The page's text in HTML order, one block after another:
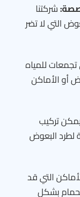
شركتنا
التي لا تضر
تجمعات للمياه
أو الأماكن
تركيب
لطرد البعوض
التي قد
بشكل